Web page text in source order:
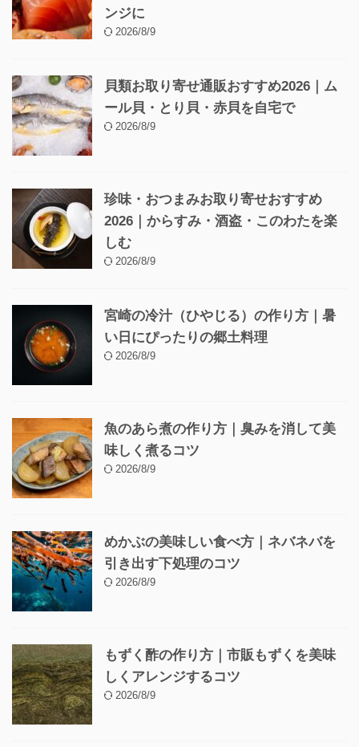
ンジに
2026/8/9
貝類お取り寄せ通販おすすめ2026｜ム
ール貝・とり貝・赤貝を自宅で
2026/8/9
珍味・おつまみお取り寄せおすすめ
2026｜からすみ・酒盗・このわたを楽
しむ
2026/8/9
宮崎の冷汁（ひやじる）の作り方｜暑
い日にぴったりの郷土料理
2026/8/9
魚のあら煮の作り方｜臭みを消して美
味しく煮るコツ
2026/8/9
めかぶの美味しい食べ方｜ネバネバを
引き出す下処理のコツ
2026/8/9
もずく酢の作り方｜市販もずくを美味
しくアレンジするコツ
2026/8/9